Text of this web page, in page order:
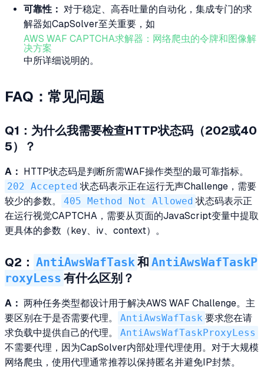
可靠性： 对于稳定、高吞吐量的自动化，集成专门的求
解器如CapSolver至关重要，如
AWS WAF CAPTCHA求解器：网络爬虫的令牌和图像解
决方案
中所详细说明的。
FAQ：常见问题
Q1：为什么我需要检查HTTP状态码（202或40
5）？
A：
HTTP状态码是判断所需WAF操作类型的最可靠指标。
202 Accepted 状态码表示正在运行无声Challenge，需要
较少的参数。
405 Method Not Allowed 状态码表示正
在运行视觉CAPTCHA，需要从页面的JavaScript变量中提取
更具体的参数（key、iv、context）。
Q2： AntiAwsWafTask和 AntiAwsWafTaskP
roxyLess 有什么区别？
A： 两种任务类型都设计用于解决AWS WAF Challenge。主
要区别在于是否需要代理。
AntiAwsWafTask 要求您在请
求负载中提供自己的代理。
AntiAwsWafTaskProxyLess
不需要代理，因为CapSolver内部处理代理使用。对于大规模
网络爬虫，使用代理通常推荐以保持匿名并避免IP封禁。